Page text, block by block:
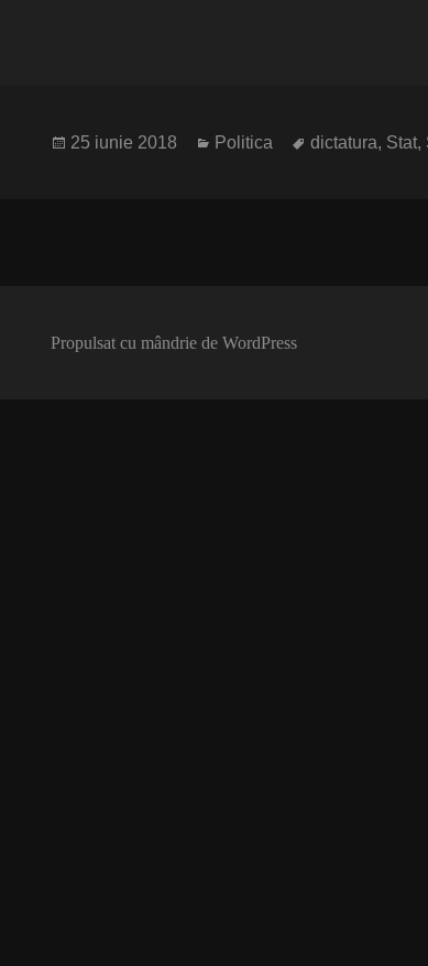
Publicat
25 iunie 2018 Categorii
Politica Etichete
dictatura, Stat,
Propulsat cu mândrie de WordPress